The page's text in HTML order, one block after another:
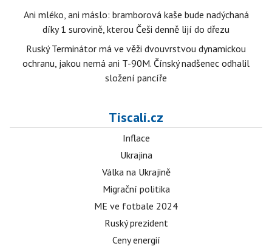
Ani mléko, ani máslo: bramborová kaše bude nadýchaná
díky 1 surovině, kterou Češi denně lijí do dřezu
Ruský Terminátor má ve věži dvouvrstvou dynamickou
ochranu, jakou nemá ani T-90M. Čínský nadšenec odhalil
složení pancíře
Tiscali.cz
Inflace
Ukrajina
Válka na Ukrajině
Migrační politika
ME ve fotbale 2024
Ruský prezident
Ceny energií